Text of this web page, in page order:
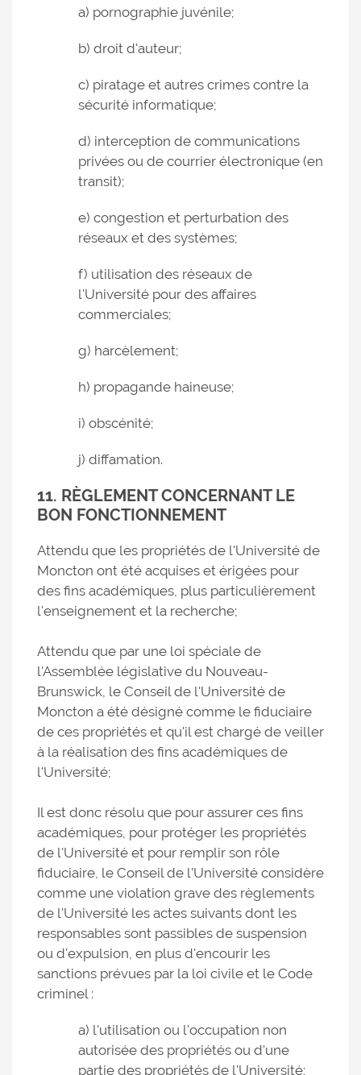
a) pornographie juvénile;
b) droit d'auteur;
c) piratage et autres crimes contre la
sécurité informatique;
d) interception de communications
privées ou de courrier électronique (en
transit);
e) congestion et perturbation des
réseaux et des systèmes;
f) utilisation des réseaux de
l'Université pour des affaires
commerciales;
g) harcèlement;
h) propagande haineuse;
i) obscénité;
j) diffamation.
11. RÈGLEMENT CONCERNANT LE
BON FONCTIONNEMENT
Attendu que les propriétés de l'Université de
Moncton ont été acquises et érigées pour
des fins académiques, plus particulièrement
l'enseignement et la recherche;
Attendu que par une loi spéciale de
l'Assemblée législative du Nouveau-
Brunswick, le Conseil de l'Université de
Moncton a été désigné comme le fiduciaire
de ces propriétés et qu'il est chargé de veiller
à la réalisation des fins académiques de
l'Université;
Il est donc résolu que pour assurer ces fins
académiques, pour protéger les propriétés
de l'Université et pour remplir son rôle
fiduciaire, le Conseil de l’Université considère
comme une violation grave des règlements
de l'Université les actes suivants dont les
responsables sont passibles de suspension
ou d'expulsion, en plus d'encourir les
sanctions prévues par la loi civile et le Code
criminel :
a) l'utilisation ou l'occupation non
autorisée des propriétés ou d'une
partie des propriétés de l'Université;